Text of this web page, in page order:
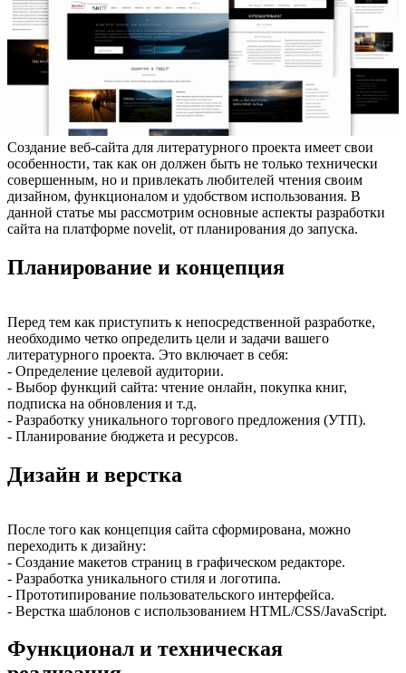
Создание веб-сайта для литературного проекта имеет свои
особенности, так как он должен быть не только технически
совершенным, но и привлекать любителей чтения своим
дизайном, функционалом и удобством использования. В
данной статье мы рассмотрим основные аспекты разработки
сайта на платформе novelit, от планирования до запуска.
Планирование и концепция
Перед тем как приступить к непосредственной разработке,
необходимо четко определить цели и задачи вашего
литературного проекта. Это включает в себя:
- Определение целевой аудитории.
- Выбор функций сайта: чтение онлайн, покупка книг,
подписка на обновления и т.д.
- Разработку уникального торгового предложения (УТП).
- Планирование бюджета и ресурсов.
Дизайн и верстка
После того как концепция сайта сформирована, можно
переходить к дизайну:
- Создание макетов страниц в графическом редакторе.
- Разработка уникального стиля и логотипа.
- Прототипирование пользовательского интерфейса.
- Верстка шаблонов с использованием HTML/CSS/JavaScript.
Функционал и техническая